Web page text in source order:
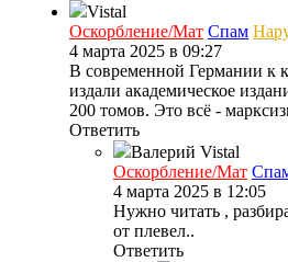
Vistal
Оскорбление/Мат Спам
4 марта 2025 в 09:27
В современной Германии к
издали академическое
200 томов. Это всё -
Ответить
Валерий Vistal
Оскорбление/Мат
4 марта 2025 в 12:05
Нужно читать ,
от плевел..
Ответить